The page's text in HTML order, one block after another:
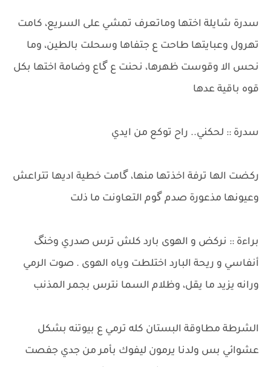
سدرة شايلة اختها وماتعرف تمشي على السريع، كامت
تهرول وعبايتها طاحت ع جتفاها وسحلت بالطين، وما
نحس الا وقوست ظهرها، نحنت ع گاع وضامة اختها بكل
قوه باقية عدها
​سدرة :: لحكني.. راح توكع من ايدي
​ركضت الها ترفة اخذتها منها، گامت خطية اديها تتراعش
وعيونها مذعورة صدم گوم التعاونت ما ذلت
​براءة :: نركض و الهوى بارد كلش ترس صدري وخنگ
أنفاسي و ريحة البارد اختلطت وياه الهوى . صوت الرمي
ورانه يزيد ما يقل، وظلام السما نترس بجمر المذنب
الشرطة مطاوقة البستان كله ترمي ع بيوتنه بشكل
عشوائي بس ولدنا يرمون ليفوك بأمر من جدي جفصت